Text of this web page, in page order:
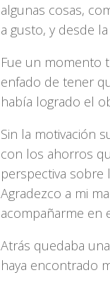
algunas cosas,
a gusto, y desde
Fue un momento
enfado de tener
había logrado el
Sin la motivación
con los ahorros
perspectiva sobre
Agradezco a mi
acompañarme en
Atrás quedaba
haya encontrado